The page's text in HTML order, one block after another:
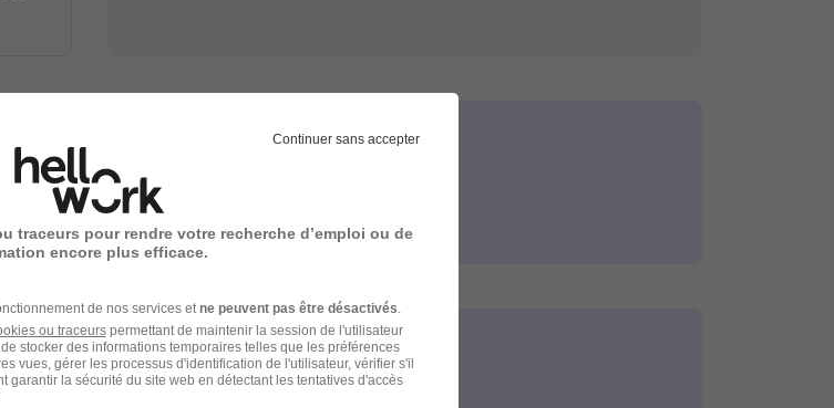
Continuer sans accepter
traceurs pour rendre votre recherche d’emploi ou de
encore plus efficace.
de nos services etne peuvent pas être désactivés.
ou traceurspermettant de maintenir la session de l'utilisateur
stocker des informations temporaires telles que les préférences
vues, gérer les processus d'identification de l'utilisateur, vérifier s'il
garantir la sécurité du site web en détectant les tentatives d'accès